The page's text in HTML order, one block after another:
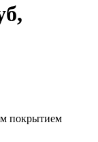
покрытием